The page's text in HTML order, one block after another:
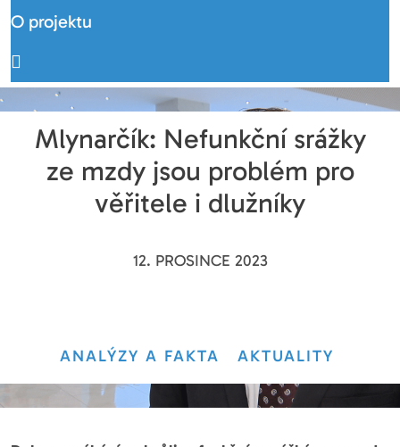
O projektu
Mlynarčík: Nefunkční srážky
ze mzdy jsou problém pro
věřitele i dlužníky
12. PROSINCE 2023
ANALÝZY A FAKTA AKTUALITY